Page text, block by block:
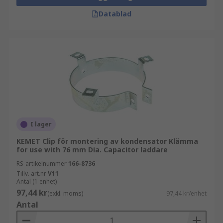
Datablad
I lager
KEMET Clip för montering av kondensator Klämma
for use with 76 mm Dia. Capacitor laddare
RS-artikelnummer 166-8736
Tillv. art.nrV11
Antal (1 enhet)
97,44 kr(exkl. moms) 97,44 kr/enhet
Antal